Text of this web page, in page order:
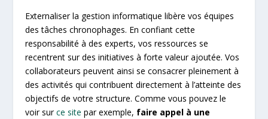
Externaliser la gestion informatique libère vos équipes
des tâches chronophages. En confiant cette
responsabilité à des experts, vos ressources se
recentrent sur des initiatives à forte valeur ajoutée. Vos
collaborateurs peuvent ainsi se consacrer pleinement à
des activités qui contribuent directement à l’atteinte des
objectifs de votre structure. Comme vous pouvez le
voir surce site par exemple, faire appel à une